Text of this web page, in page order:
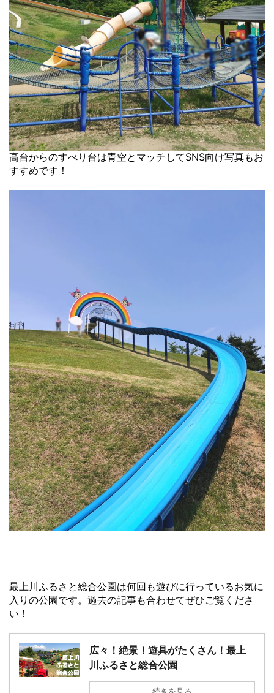
高台からのすべり台は青空とマッチしてSNS向け写真もお
すすめです！
最上川ふるさと総合公園は何回も遊びに行っているお気に
入りの公園です。過去の記事も合わせてぜひご覧くださ
い！
広々！絶景！遊具がたくさん！最上
川ふるさと総合公園